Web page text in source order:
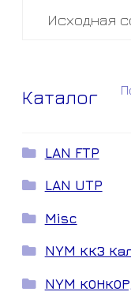
Каталог
LAN FTP
LAN UTP
Misc
NYM ККЗ
NYM